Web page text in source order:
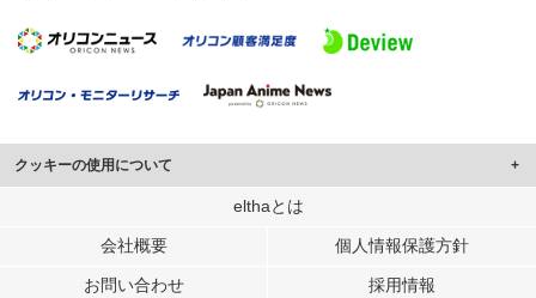
クッキーの使用について
このサイトでは Cookie を使用して、ユーザーに合わせたコンテンツや広告の
行っています。
メディアや広告配信、データ解析の各パートナーに提供しています。
elthaとは
会社概要 個人情報保護方針
お問い合わせ 採用情報